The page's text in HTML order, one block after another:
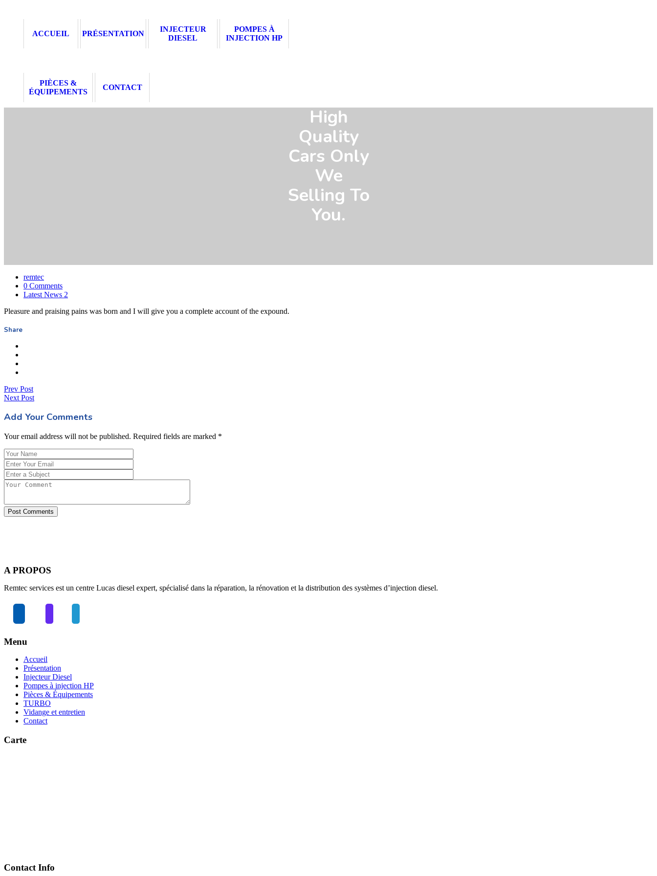
ACCUEIL PRÉSENTATION
INJECTEUR
DIESEL
POMPES À
INJECTION HP
PIÈCES &
ÉQUIPEMENTS
CONTACT
High
Quality
Cars Only
We
Selling To
You.
remtec
0 Comments
Latest News 2
Pleasure and praising pains was born and I will give you a complete account of the expound.
Share
Prev Post
Next Post
Add Your Comments
Your email address will not be published. Required fields are marked *
Post Comments
A PROPOS
Remtec services est un centre Lucas diesel expert, spécialisé dans la réparation, la rénovation et la distribution des systèmes d’injection diesel.
Menu
Accueil
Présentation
Injecteur Diesel
Pompes à injection HP
Pièces & Équipements
TURBO
Vidange et entretien
Contact
Carte
Contact Info